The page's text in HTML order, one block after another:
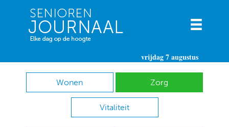
vrijdag 7 augustus
Wonen Zorg
Vitaliteit